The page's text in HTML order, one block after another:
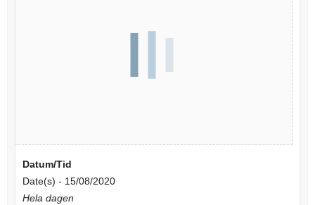
Datum/Tid
Date(s) - 15/08/2020
Hela dagen